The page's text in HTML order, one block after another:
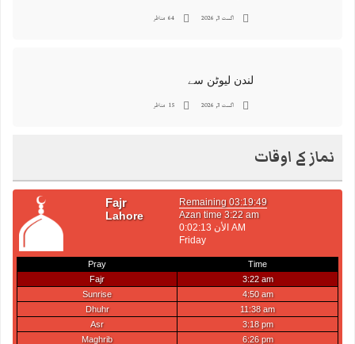
اگست 3, 2026 64 مناظر
لندن لیوٹن سے
اگست 3, 2026 15 مناظر
نماز کے اوقات